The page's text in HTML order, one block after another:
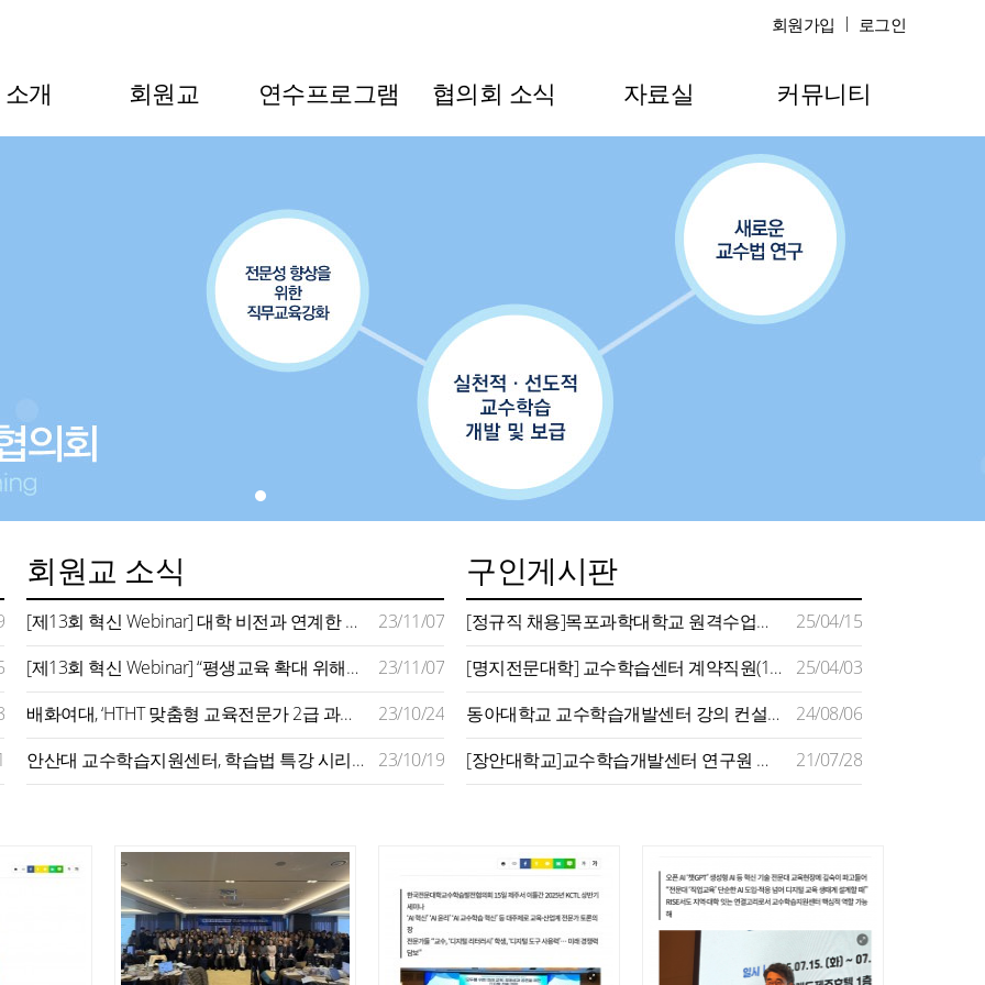
회원가입 로그인
개 회원교 연수프로그램 협의회 소식 자료실 커뮤니티
회원교 소식
[제13회 혁신 Webinar] 대학 비전과 연계한 평생교육 모델 구축 사례 주목…지역사회 연계 확대 추진 강조
23/11/07
[제13회 혁신 Webinar] “평생교육 확대 위해서는 지자체‧기업‧정부 역할 필요…대학은 평생학습 플랫폼 돼야”
23/11/07
배화여대, ‘HTHT 맞춤형 교육전문가 2급 과정’ 운영
23/10/24
안산대 교수학습지원센터, 학습법 특강 시리즈 성료
23/10/19
구인게시판
[정규직 채용]목포과학대학교 원격수업지원센터 채용 공고
25/04/15
[명지전문대학] 교수학습센터 계약직원(1명) 채용 공고(~4/11)
25/04/03
동아대학교 교수학습개발센터 강의 컨설턴트 모집 공고
24/08/06
[장안대학교]교수학습개발센터 연구원 채용
21/07/28